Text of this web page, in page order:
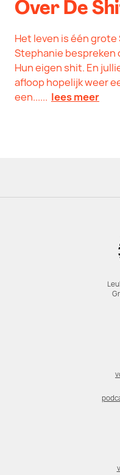
Over De
Het leven is één
Stephanie bespreken
Hun eigen shit. En
afloop hopelijk weer
een...... lees meer